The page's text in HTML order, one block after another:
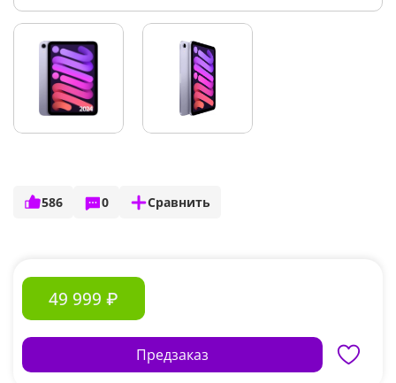
586 0 Сравнить
49 999 ₽
Предзаказ